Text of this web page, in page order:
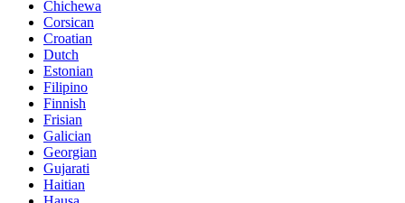
Chichewa
Corsican
Croatian
Dutch
Estonian
Filipino
Finnish
Frisian
Galician
Georgian
Gujarati
Haitian